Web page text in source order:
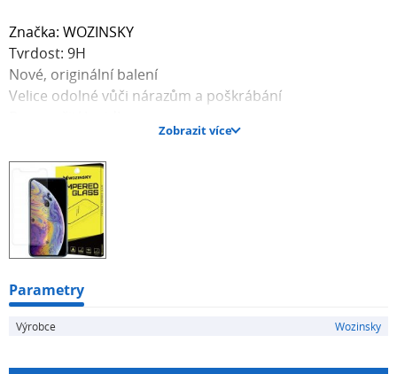
Značka: WOZINSKY
Tvrdost: 9H
Nové, originální balení
Velice odolné vůči nárazům a poškrábání
V sadě: tvrzené sklo, stěrky pro čištění displeje a nálepka
pro odstranění prachu
Jak aplikovat sklo?
Důkladně očistěte displej pomocí stěrek
Odlepte fólii, která chrání sklo
Precizně umístěte sklo na displeji
Odstraňte vzduch pod sklem pomocí např. platební
Zobrazit více
Parametry
Výrobce Wozinsky